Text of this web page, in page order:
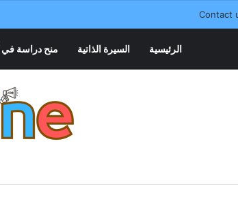
Contact
الرئيسية السيرة الذاتية منح دراسة في